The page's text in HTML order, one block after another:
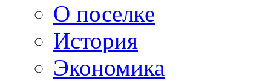
О поселке
История
Экономика